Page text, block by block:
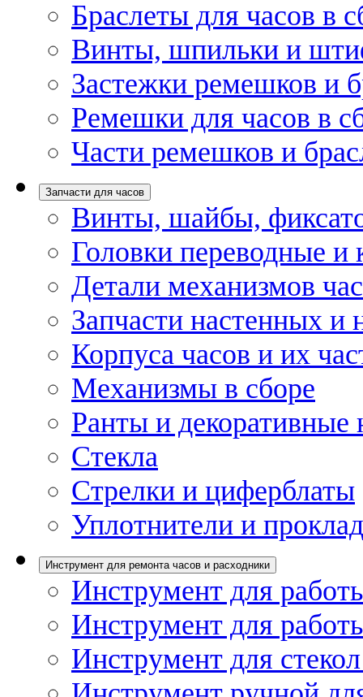
Браслеты для часов в
Винты, шпильки и
Застежки ремешков и
Ремешки для часов в
Части ремешков и
Запчасти для часов
Винты, шайбы,
Головки переводные и
Детали механизмов
Запчасти настенных и
Корпуса часов и их
Механизмы в сборе
Ранты и декоративные
Стекла
Стрелки и циферблаты
Уплотнители и
Инструмент для ремонта часов и расходники
Инструмент для
Инструмент для
Инструмент для